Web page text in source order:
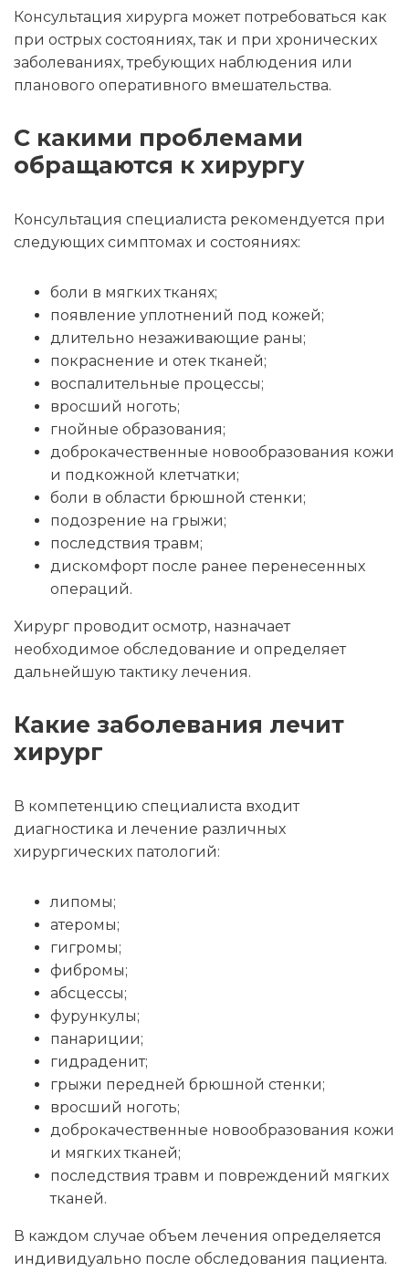
Консультация хирурга может потребоваться как
при острых состояниях, так и при хронических
заболеваниях, требующих наблюдения или
планового оперативного вмешательства.
С какими проблемами
обращаются к хирургу
Консультация специалиста рекомендуется при
следующих симптомах и состояниях:
боли в мягких тканях;
появление уплотнений под кожей;
длительно незаживающие раны;
покраснение и отек тканей;
воспалительные процессы;
вросший ноготь;
гнойные образования;
доброкачественные новообразования кожи
и подкожной клетчатки;
боли в области брюшной стенки;
подозрение на грыжи;
последствия травм;
дискомфорт после ранее перенесенных
операций.
Хирург проводит осмотр, назначает
необходимое обследование и определяет
дальнейшую тактику лечения.
Какие заболевания лечит
хирург
В компетенцию специалиста входит
диагностика и лечение различных
хирургических патологий:
липомы;
атеромы;
гигромы;
фибромы;
абсцессы;
фурункулы;
панариции;
гидраденит;
грыжи передней брюшной стенки;
вросший ноготь;
доброкачественные новообразования кожи
и мягких тканей;
последствия травм и повреждений мягких
тканей.
В каждом случае объем лечения определяется
индивидуально после обследования пациента.